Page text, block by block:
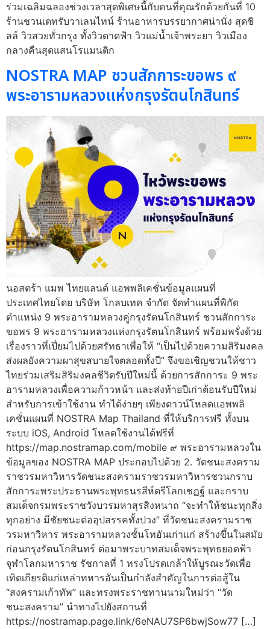
ร่วมเฉลิมฉลองช่วงเวลาสุดพิเศษนี้กับคนที่คุณรักด้วยกันที่ 10
ร้านชวนเดทรับวาเลนไทน์ ร้านอาหารบรรยากาศน่านั่ง สุดชิ
ลล์ วิวสวยทั่วกรุง ทั้งวิวดาดฟ้า วิวแม่น้ำเจ้าพระยา วิวเมือง
กลางคืนสุดแสนโรแมนติก
NOSTRA MAP ชวนสักการะขอพร ๙
พระอารามหลวงแห่งกรุงรัตนโกสินทร์
นอสตร้า แมพ ไทยแลนด์ แอพพลิเคชั่นข้อมูลแผนที่
ประเทศไทยโดย บริษัท โกลบเทค จำกัด จัดทำแผนที่พิกัด
ตำแหน่ง 9 พระอารามหลวงคู่กรุงรัตนโกสินทร์ ชวนสักการะ
ขอพร 9 พระอารามหลวงแห่งกรุงรัตนโกสินทร์ พร้อมพรั่งด้วย
เรื่องราวที่เปี่ยมไปด้วยศรัทธาเพื่อให้ “เป็นไปด้วยความสิริมงคล
ส่งผลยังความผาสุขสบายใจตลอดทั้งปี” จึงขอเชิญชวนให้ชาว
ไทยร่วมเสริมสิริมงคลชีวิตรับปีใหม่นี้ ด้วยการสักการะ 9 พระ
อารามหลวงเพื่อความก้าวหน้า และส่งท้ายปีเก่าต้อนรับปีใหม่
สำหรับการเข้าใช้งาน ทำได้ง่ายๆ เพียงดาวน์โหลดแอพพลิ
เคชั่นแผนที่ NOSTRA Map Thailand ที่ให้บริการฟรี ทั้งบน
ระบบ iOS, Android โหลดใช้งานได้ฟรีที่
https://map.nostramap.com/mobile ๙ พระอารามหลวงใน
ข้อมูลของ NOSTRA MAP ประกอบไปด้วย 2. วัดชนะสงคราม
ราชวรมหาวิหารวัดชนะสงครามราชวรมหาวิหารชวนกราบ
สักการะพระประธานพระพุทธนรสีห์ตรีโลกเชฏฐ์ และกราบ
สมเด็จกรมพระราชวังบวรมหาสุรสิงหนาถ “จะทำให้ชนะทุกสิ่ง
ทุกอย่าง มีชัยชนะต่ออุปสรรคทั้งปวง” ที่วัดชนะสงครามราช
วรมหาวิหาร พระอารามหลวงชั้นโทอันเก่าแก่ สร้างขึ้นในสมัย
ก่อนกรุงรัตนโกสินทร์ ต่อมาพระบาทสมเด็จพระพุทธยอดฟ้า
จุฬาโลกมหาราช รัชกาลที่ 1 ทรงโปรดเกล้าให้บูรณะวัดเพื่อ
เทิดเกียรติแก่เหล่าทหารอันเป็นกำลังสำคัญในการต่อสู้ใน
“สงครามเก้าทัพ” และทรงพระราชทานนามใหม่ว่า “วัด
ชนะสงคราม” นำทางไปยังสถานที่
https://nostramap.page.link/6eNAU7SP6bwjSow77 […]